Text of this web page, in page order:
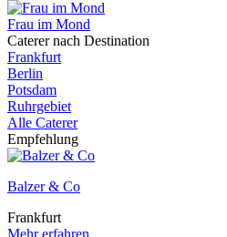
Frau im Mond
Caterer nach Destination
Frankfurt
Berlin
Potsdam
Ruhrgebiet
Alle Caterer
Empfehlung
Balzer & Co
Frankfurt
Mehr erfahren